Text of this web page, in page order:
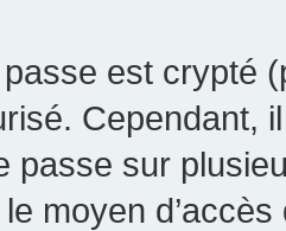
est crypté
Cependant,
passe sur
moyen